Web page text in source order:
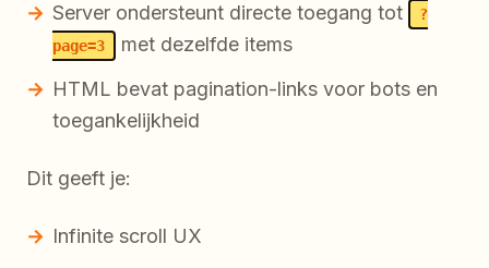
Server ondersteunt directe toegang tot
?
page=3
met dezelfde items
HTML bevat pagination-links voor bots en
toegankelijkheid
Dit geeft je:
Infinite scroll UX